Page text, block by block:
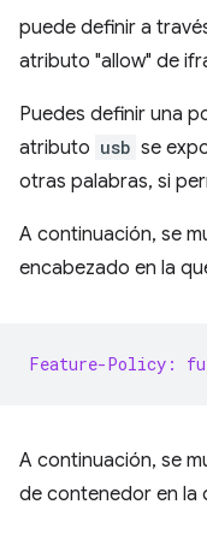
puede definir a
atributo "allow" de
Puedes definir una
atributo usb se
otras palabras, si
A continuación, se
encabezado en la
Feature-Policy:
A continuación, se
de contenedor en la